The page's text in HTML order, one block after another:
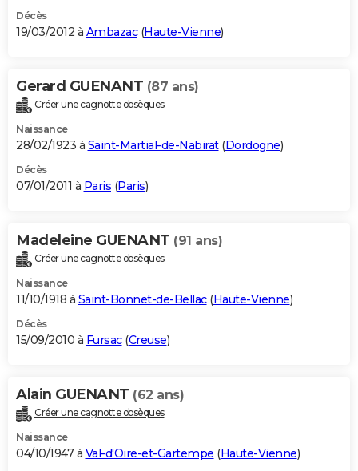
Décès
19/03/2012 à Ambazac(Haute-Vienne)
Gerard GUENANT (87 ans)
Créer une cagnotte obsèques
Naissance
28/02/1923 à Saint-Martial-de-Nabirat(Dordogne)
Décès
07/01/2011 à Paris (Paris)
Madeleine GUENANT (91 ans)
Créer une cagnotte obsèques
Naissance
11/10/1918 à Saint-Bonnet-de-Bellac(Haute-Vienne)
Décès
15/09/2010 à Fursac(Creuse)
Alain GUENANT (62 ans)
Créer une cagnotte obsèques
Naissance
04/10/1947 à Val-d'Oire-et-Gartempe (Haute-Vienne)